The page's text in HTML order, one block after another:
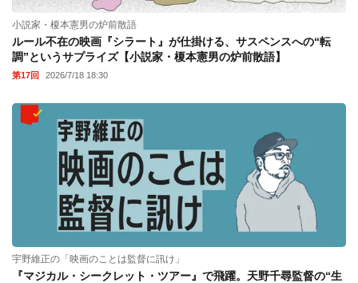
小説家・榎本憲男の炉前散語
ルール不在の映画『シラート』が仕掛ける、サスペンスへの“転
調”というサプライズ【小説家・榎本憲男の炉前散語】
第17回 2026/7/18 18:30
宇野維正の「映画のことは監督に訊け」
『マジカル・シークレット・ツアー』で飛躍。天野千尋監督の“生